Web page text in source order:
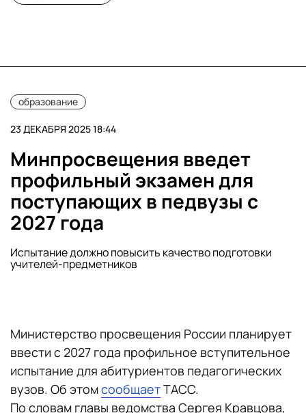
образование
23 ДЕКАБРЯ 2025 18:44
Минпросвещения введет
профильный экзамен для
поступающих в педвузы с
2027 года
Испытание должно повысить качество подготовки
учителей-предметников
Министерство просвещения России планирует
ввести с 2027 года профильное вступительное
испытание для абитуриентов педагогических
вузов. Об этомсообщаетТАСС.
По словам главы ведомства Сергея Кравцова,